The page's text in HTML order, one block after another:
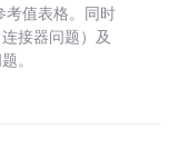
考值表格。同时
接器问题）及
。